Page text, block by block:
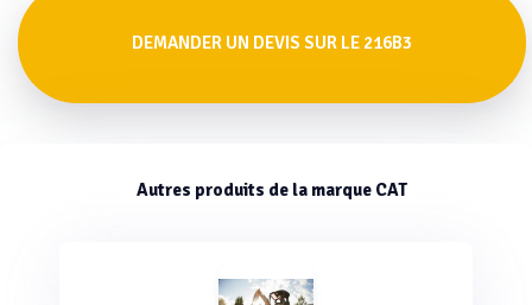
DEMANDER UN DEVIS SUR LE 216B3
Autres produits de la marque CAT